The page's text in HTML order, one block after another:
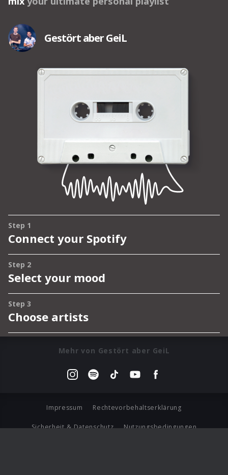
Mehr von Gestört aber GeiL
Impressum Rechtevorbehaltserklärung
Sicherheit & Datenschutz Nutzungsbedingungen